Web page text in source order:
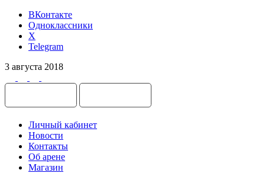
ВКонтакте
Одноклассники
X
Telegram
3 августа 2018
Личный кабинет
Новости
Контакты
Об арене
Магазин